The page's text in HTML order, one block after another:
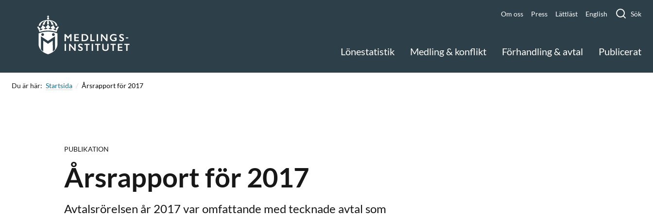
Lönestatistik Medling & konflikt Förhandling & avtal Publicerat
Om oss Press Lättläst English Sök
Du är här: Startsida Årsrapport för 2017
PUBLIKATION
Årsrapport för 2017
Avtalsrörelsen år 2017 var omfattande med tecknade avtal som